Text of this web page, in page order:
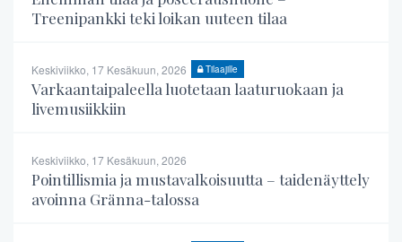
Treenipankki teki loikan uuteen tilaa
Keskiviikko, 17 Kesäkuun, 2026 Tilaajille
Varkaantaipaleella luotetaan laaturuokaan ja
livemusiikkiin
Keskiviikko, 17 Kesäkuun, 2026
Pointillismia ja mustavalkoisuutta – taidenäyttely
avoinna Gränna-talossa